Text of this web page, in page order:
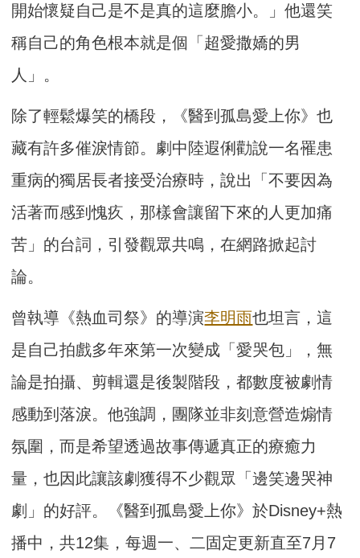
開始懷疑自己是不是真的這麼膽小。」他還笑
稱自己的角色根本就是個「超愛撒嬌的男
人」。
除了輕鬆爆笑的橋段，《醫到孤島愛上你》也
藏有許多催淚情節。劇中陸遐俐勸說一名罹患
重病的獨居長者接受治療時，說出「不要因為
活著而感到愧疚，那樣會讓留下來的人更加痛
苦」的台詞，引發觀眾共鳴，在網路掀起討
論。
曾執導《熱血司祭》的導演李明雨也坦言，這
是自己拍戲多年來第一次變成「愛哭包」，無
論是拍攝、剪輯還是後製階段，都數度被劇情
感動到落淚。他強調，團隊並非刻意營造煽情
氛圍，而是希望透過故事傳遞真正的療癒力
量，也因此讓該劇獲得不少觀眾「邊笑邊哭神
劇」的好評。《醫到孤島愛上你》於Disney+熱
播中，共12集，每週一、二固定更新直至7月7